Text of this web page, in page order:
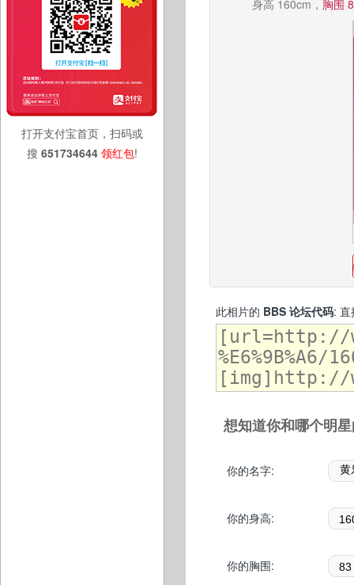
打开支付宝首页，扫码或
搜 651734644 领红包!
身高 160cm， 胸围
此相片的 BBS 论坛代码: 直
想知道你和哪个明
你的名字:
你的身高:
你的胸围: